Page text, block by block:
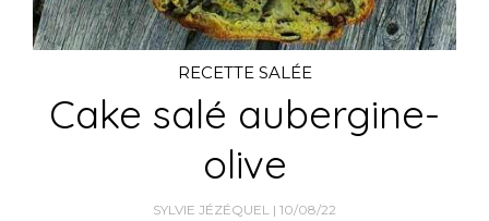
RECETTE SALÉE
Cake salé aubergine-
olive
SYLVIE JÉZÉQUEL 10/08/22